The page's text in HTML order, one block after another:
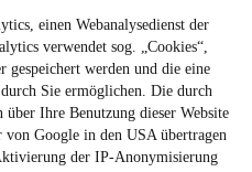
einen Webanalysedienst der
verwendet sog. „Cookies“,
gespeichert werden und die eine
Sie ermöglichen. Die durch
Ihre Benutzung dieser Website
von Google in den USA übertragen
der IP-Anonymisierung